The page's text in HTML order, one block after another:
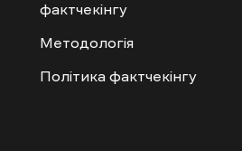
фактчекінгу
Методологія
Політика фактчекінгу